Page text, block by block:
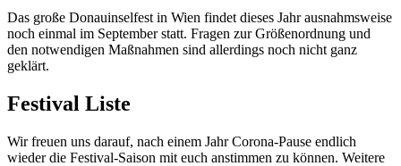
Das große Donauinselfest in Wien findet dieses Jahr ausnahmsweise
noch einmal im September statt. Fragen zur Größenordnung und
den notwendigen Maßnahmen sind allerdings noch nicht ganz
geklärt.
Festival Liste
Wir freuen uns darauf, nach einem Jahr Corona-Pause endlich
wieder die Festival-Saison mit euch anstimmen zu können. Weitere